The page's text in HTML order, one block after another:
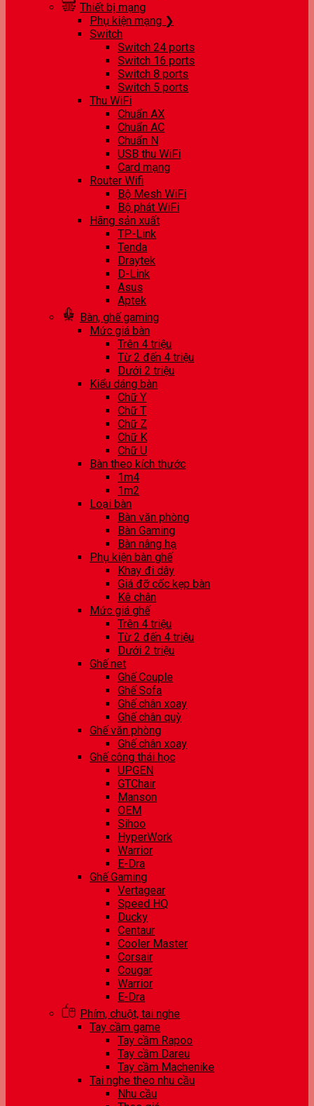
Thiết bị mạng
Phụ kiện mạng ❯
Switch
Switch 24 ports
Switch 16 ports
Switch 8 ports
Switch 5 ports
Thu WiFi
Chuẩn AX
Chuẩn AC
Chuẩn N
USB thu WiFi
Card mạng
Router Wifi
Bộ Mesh WiFi
Bộ phát WiFi
Hãng sản xuất
TP-Link
Tenda
Draytek
D-Link
Asus
Aptek
Bàn, ghế gaming
Mức giá bàn
Trên 4 triệu
Từ 2 đến 4 triệu
Dưới 2 triệu
Kiểu dáng bàn
Chữ Y
Chữ T
Chữ Z
Chữ K
Chữ U
Bàn theo kích thước
1m4
1m2
Loại bàn
Bàn văn phòng
Bàn Gaming
Bàn nâng hạ
Phụ kiện bàn ghế
Khay đi dây
Giá đỡ cốc kẹp bàn
Kê chân
Mức giá ghế
Trên 4 triệu
Từ 2 đến 4 triệu
Dưới 2 triệu
Ghế net
Ghế Couple
Ghế Sofa
Ghế chân xoay
Ghế chân quỳ
Ghế văn phòng
Ghế chân xoay
Ghế công thái học
UPGEN
GTChair
Manson
OEM
Sihoo
HyperWork
Warrior
E-Dra
Ghế Gaming
Vertagear
Speed HQ
Ducky
Centaur
Cooler Master
Corsair
Cougar
Warrior
E-Dra
Phím, chuột, tai nghe
Tay cầm game
Tay cầm Rapoo
Tay cầm Dareu
Tay cầm Machenike
Tai nghe theo nhu cầu
Nhu cầu